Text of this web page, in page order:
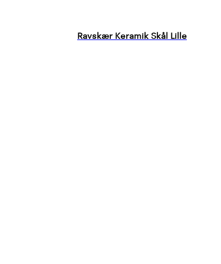
Ravskær Keramik Skål Lille